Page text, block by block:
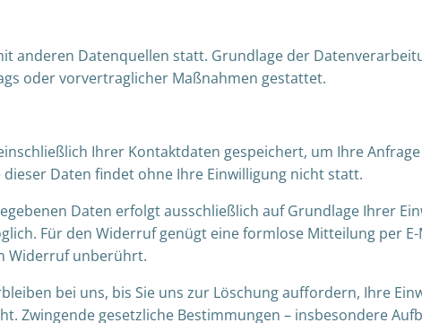
anderen Datenquellen statt. Grundlage der
oder vorvertraglicher Maßnahmen gestattet.
Ihrer Kontaktdaten gespeichert, um Ihre
Daten findet ohne Ihre Einwilligung nicht statt.
Daten erfolgt ausschließlich auf Grundlage Ihrer
Für den Widerruf genügt eine formlose Mitteilung per
Widerruf unberührt.
bei uns, bis Sie uns zur Löschung auffordern, Ihre
Zwingende gesetzliche Bestimmungen – insbesondere